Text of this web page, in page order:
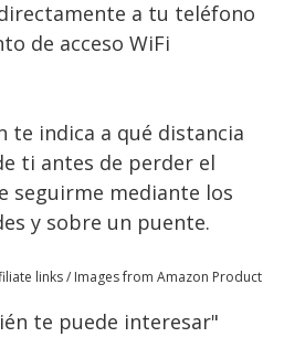
a tu teléfono
de acceso WiFi
te indica a qué distancia
ti antes de perder el
seguirme mediante los
y sobre un puente.
links / Images from Amazon Product
te puede interesar"